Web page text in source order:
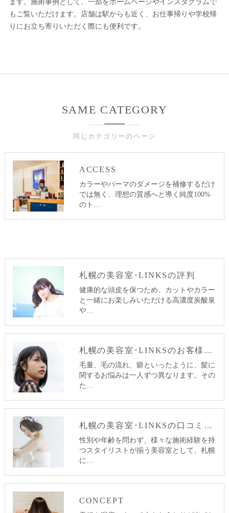
ます。施術事例として、一部をホームページやインスタグラムで
もご覧いただけます。店舗は駅からも近く、お仕事帰りや学校帰
りにお立ち寄りいただく際にも便利です。
同じカテゴリーのページ
SAME CATEGORY
ACCESS
カラーやパーマのダメージを補修するだけ
では無く、理想の質感へと導く純度100%
のト…
札幌の美容室･LINKSの評判
健康的な頭皮を保つため、カットやカラー
と一緒にお楽しみいただける高濃度炭酸泉
や…
札幌の美容室･LINKSのお客様の声
毛量、毛の流れ、癖といったように、髪に
関するお悩みは一人ずつ異なります。その
た…
札幌の美容室･LINKSの口コミ情報
性別や年齢を問わず、様々な施術経験を持
つスタイリストが揃う美容室として、札幌
に…
CONCEPT